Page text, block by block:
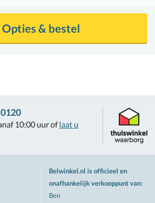
Opties & bestel
10:00 uur of laat u
Belwinkel.nl is officieel en
onafhankelijk verkooppunt van:
Ben